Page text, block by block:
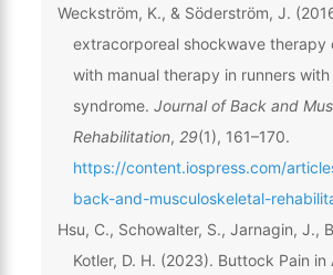
Weckström, K., & Söderström, J.
extracorporeal shockwave therapy
with manual therapy in runners
syndrome. Journal of Back and
Rehabilitation, 29(1), 161–170.
https://content.iospress.com/
back-and-musculoskeletal-
Hsu, C., Schowalter, S., Jarnagin, J.,
Kotler, D. H. (2023). Buttock Pain in